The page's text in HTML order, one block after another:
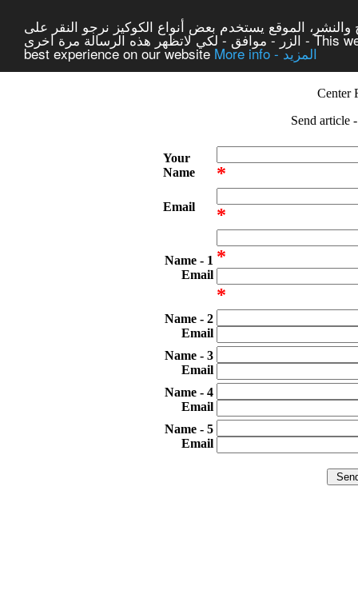
الموقع يستخدم بعض أنواع الكوكيز نرجو النقر على
الزر - موافق - لكي لاتظهر هذه الرسالة مرة اخرى - This website uses cookies to ensure you get the
best experience on our website More info - المزيد
Center
Send article
Your
Name
*
Email *
1 - Name
Email
*
*
2 - Name
Email
3 - Name
Email
4 - Name
Email
5 - Name
Email